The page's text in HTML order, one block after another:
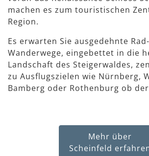
machen es zum touristischen
Region.
Es erwarten Sie ausgedehnte
Wanderwege, eingebettet in die
Landschaft des Steigerwaldes,
zu Ausflugszielen wie Nürnberg,
Bamberg oder Rothenburg ob
Mehr über
Scheinfeld